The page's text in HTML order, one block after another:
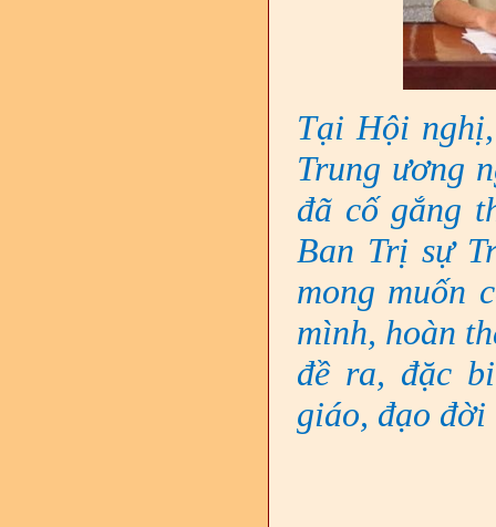
Tại Hội
Trung ương
đã cố gắng
Ban Trị sự
mong muốn
mình, hoàn
đề ra, đặc
giáo, đạo đời